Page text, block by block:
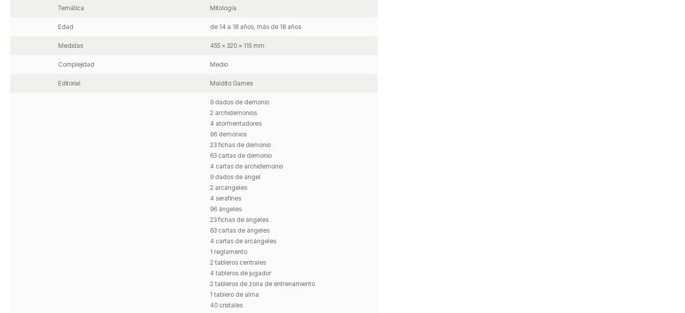
Temática Mitología
Edad de 14 a 18 años, más de 18 años
Medidas 455 x 320 x 115 mm
Complejidad Medio
Editorial Maldito Games
9 dados de demonio
2 archidemonios
4 atormentadores
96 demonios
23 fichas de demonio
63 cartas de demonio
4 cartas de archidemonio
9 dados de ángel
2 arcángeles
4 serafines
96 ángeles
23 fichas de ángeles
63 cartas de ángeles
4 cartas de arcángeles
1 reglamento
2 tableros centrales
4 tableros de jugador
2 tableros de zona de entrenamiento
1 tablero de alma
40 cristales